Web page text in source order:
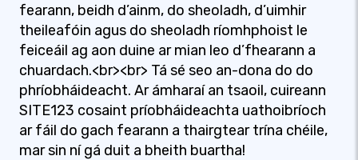
fearann, beidh d’ainm, do sheoladh, d’uimhir
theileafóin agus do sheoladh ríomhphoist le
feiceáil ag aon duine ar mian leo d’fhearann ​​a
chuardach.<br><br> Tá sé seo an-dona do do
phríobháideacht. Ar ámharaí an tsaoil, cuireann
SITE123 cosaint príobháideachta uathoibríoch
ar fáil do gach fearann ​​a thairgtear trína chéile,
mar sin ní gá duit a bheith buartha!